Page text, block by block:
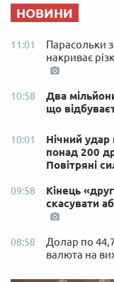
НОВИНИ
11:01
Парасольки
накриває
10:58
Два
що
10:01
Нічний
понад 200
Повітряні
09:58
Кінець
скасувати
08:58
Долар по
валюта на